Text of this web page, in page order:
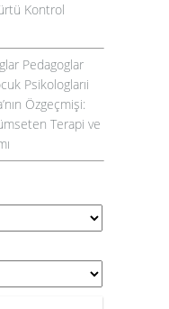
Kontrol
Pedagoglar
Psikologlarıi
Özgeçmişi:
Terapi ve